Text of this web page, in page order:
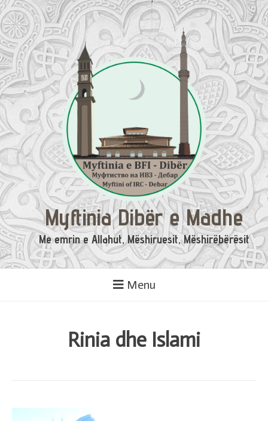
Skip
to
content
Myftinia Dibër e Madhe
Me emrin e Allahut, Mëshiruesit, Mëshirëbërësit
Menu
Rinia dhe Islami